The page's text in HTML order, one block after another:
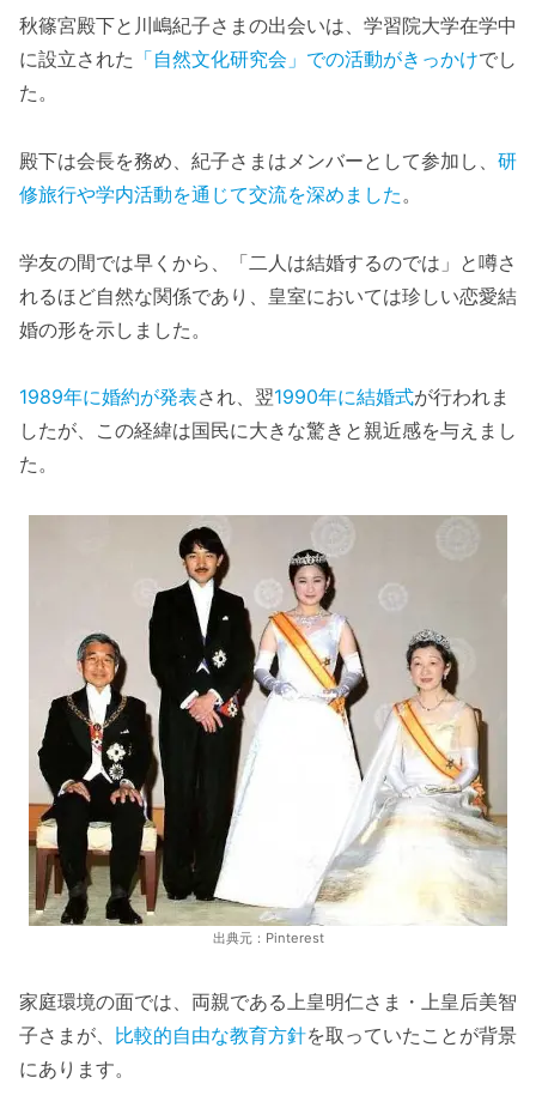
秋篠宮殿下と川嶋紀子さまの出会いは、学習院大学在学中
に設立された 「自然文化研究会」での活動がきっかけでし
た。
殿下は会長を務め、紀子さまはメンバーとして参加し、 研
修旅行や学内活動を通じて交流を深めました 。
学友の間では早くから、「二人は結婚するのでは」と噂さ
れるほど自然な関係であり、皇室においては珍しい恋愛結
婚の形を示しました。
1989年に婚約が発表され、翌1990年に結婚式が行われま
したが、この経緯は国民に大きな驚きと親近感を与えまし
た。
出典元：Pinterest
家庭環境の面では、両親である上皇明仁さま・上皇后美智
子さまが、 比較的自由な教育方針を取っていたことが背景
にあります。